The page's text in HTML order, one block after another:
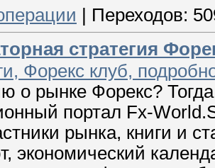
Переходов:
стратегия
Форекс клуб,
о рынке Форекс?
портал Fx-
рынка, книги и
экономический